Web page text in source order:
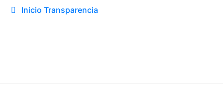
Inicio Transparencia